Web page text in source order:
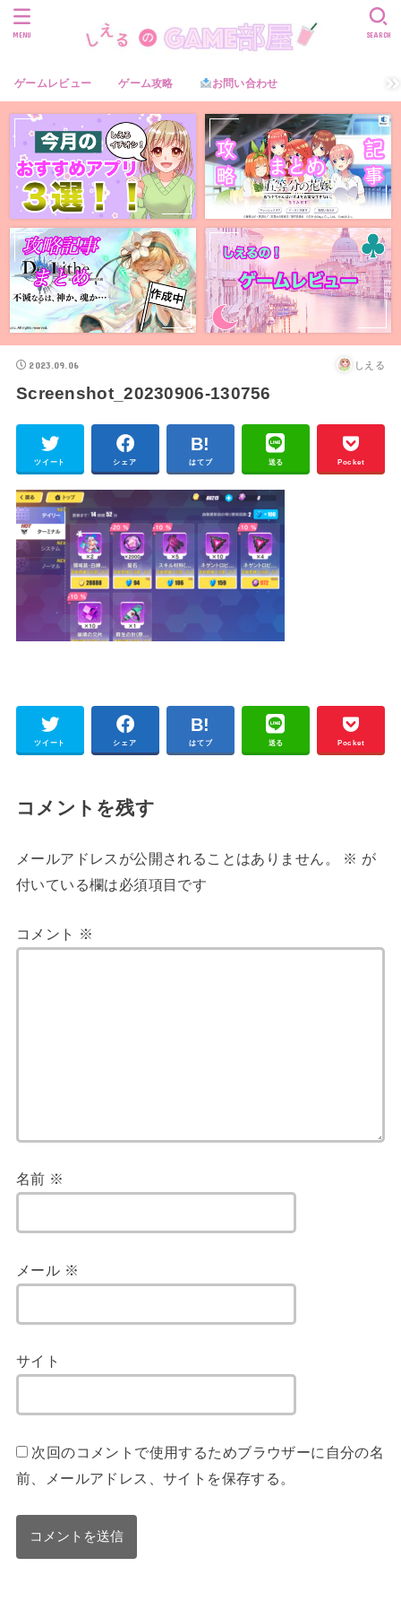
ゲームレビュー ゲーム攻略 お問い合わせ
SEARCH
MENU
2023.09.06 しえる
Screenshot_20230906-130756
ツイート シェア はてブ 送る Pocket
ツイート シェア はてブ 送る Pocket
コメントを残す
メールアドレスが公開されることはありません。 ※ が
付いている欄は必須項目です
コメント ※
名前 ※
メール ※
サイト
次回のコメントで使用するためブラウザーに自分の名
前、メールアドレス、サイトを保存する。